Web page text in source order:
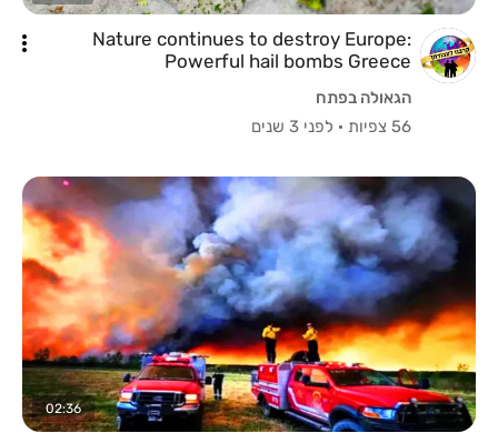
Nature continues to destroy Europe:
Powerful hail bombs Greece
הגאולה בפתח
56 צפיות
· לפני 3 שנים
02:36